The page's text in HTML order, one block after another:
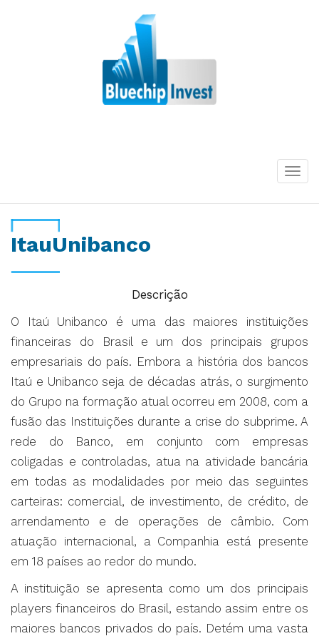
ItauUnibanco
Descrição
O Itaú Unibanco é uma das maiores instituições
financeiras do Brasil e um dos principais grupos
empresariais do país. Embora a história dos bancos
Itaú e Unibanco seja de décadas atrás, o surgimento
do Grupo na formação atual ocorreu em 2008, com a
fusão das Instituições durante a crise do subprime. A
rede do Banco, em conjunto com empresas
coligadas e controladas, atua na atividade bancária
em todas as modalidades por meio das seguintes
carteiras: comercial, de investimento, de crédito, de
arrendamento e de operações de câmbio. Com
atuação internacional, a Companhia está presente
em 18 países ao redor do mundo.
A instituição se apresenta como um dos principais
players financeiros do Brasil, estando assim entre os
maiores bancos privados do país. Detém uma vasta